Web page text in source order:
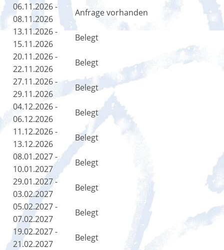
06.11.2026 -
08.11.2026
Anfrage vorhanden
13.11.2026 -
15.11.2026
Belegt
20.11.2026 -
22.11.2026
Belegt
27.11.2026 -
29.11.2026
Belegt
04.12.2026 -
06.12.2026
Belegt
11.12.2026 -
13.12.2026
Belegt
08.01.2027 -
10.01.2027
Belegt
29.01.2027 -
03.02.2027
Belegt
05.02.2027 -
07.02.2027
Belegt
19.02.2027 -
21.02.2027
Belegt